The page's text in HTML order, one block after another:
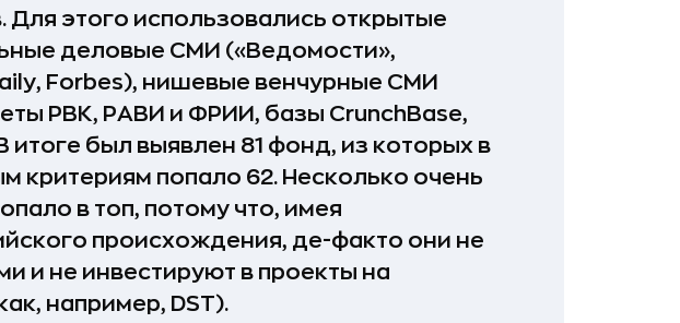
Для этого использовались открытые
деловые СМИ («Ведомости»,
Forbes), нишевые венчурные СМИ
РВК, РАВИ и ФРИИ, базы CrunchBase,
итоге был выявлен 81 фонд, из которых в
критериям попало 62. Несколько очень
в топ, потому что, имея
происхождения, де-факто они не
и не инвестируют в проекты на
например, DST).